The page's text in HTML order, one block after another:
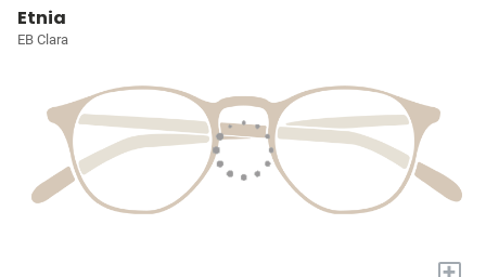
Etnia
EB Clara